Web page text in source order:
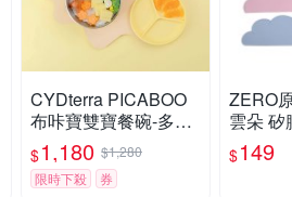
CYDterra PICABOO
布咔寶雙寶餐碗-多款
可選
$1,180 $1,280
限時下殺
券
ZERO
雲朵 矽
膠餐
膠防滑
$149